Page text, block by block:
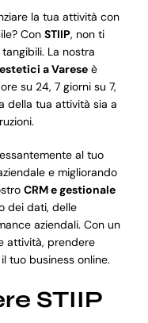
la tua attività con
Con STIIP, non ti
La nostra
a Vareseè
su 24, 7 giorni su 7,
della tua attività sia a
al tuo
e migliorando
CRM e gestionale
dei dati, delle
aziendali. Con un
attività, prendere
tuo business online.
STIIP